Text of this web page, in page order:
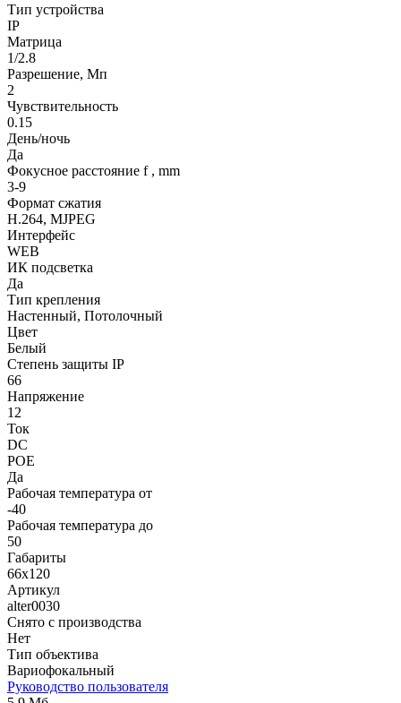
Тип устройства
IP
Матрица
1/2.8
Разрешение, Мп
2
Чувствительность
0.15
День/ночь
Да
Фокусное расстояние f , mm
3-9
Формат сжатия
H.264, MJPEG
Интерфейс
WEB
ИК подсветка
Да
Тип крепления
Настенный, Потолочный
Цвет
Белый
Степень защиты IP
66
Напряжение
12
Ток
DC
POE
Да
Рабочая температура от
-40
Рабочая температура до
50
Габариты
66х120
Артикул
alter0030
Снято с производства
Нет
Тип объектива
Вариофокальный
Руководство пользователя